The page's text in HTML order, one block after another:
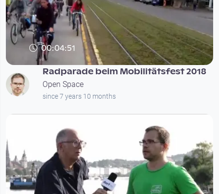
00:04:51
Radparade beim Mobilitätsfest 2018
Open Space
since 7 years 10 months